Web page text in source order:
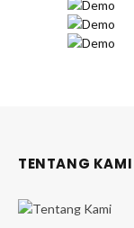
TENTANG KAMI